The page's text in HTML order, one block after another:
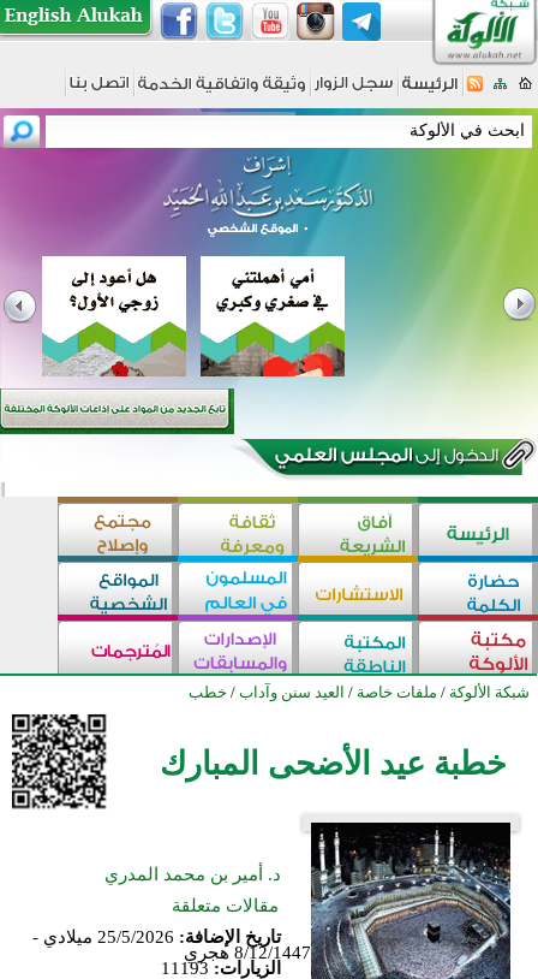
شبكة الألوكة / ملفات خاصة / العيد سنن وآداب / خطب
خطبة عيد الأضحى المبارك
د. أمير بن محمد المدري
مقالات متعلقة
تاريخ الإضافة:
25/5/2026 ميلادي -
8/12/1447 هجري
الزيارات: 11193